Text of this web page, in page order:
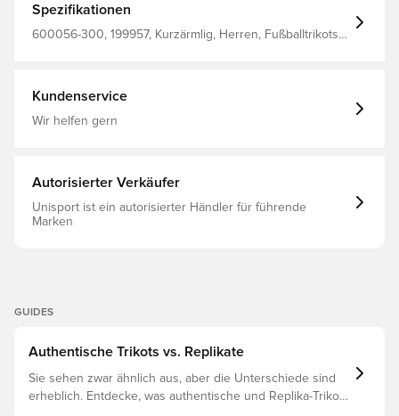
Spezifikationen
600056-300, 199957, Kurzärmlig, Herren, Fußballtrikots,
Kundenservice
Wir helfen gern
Autorisierter Verkäufer
Unisport ist ein autorisierter Händler für führende
Marken
GUIDES
Authentische Trikots vs. Replikate
Sie sehen zwar ähnlich aus, aber die Unterschiede sind
erheblich. Entdecke, was authentische und Replika-Trikots